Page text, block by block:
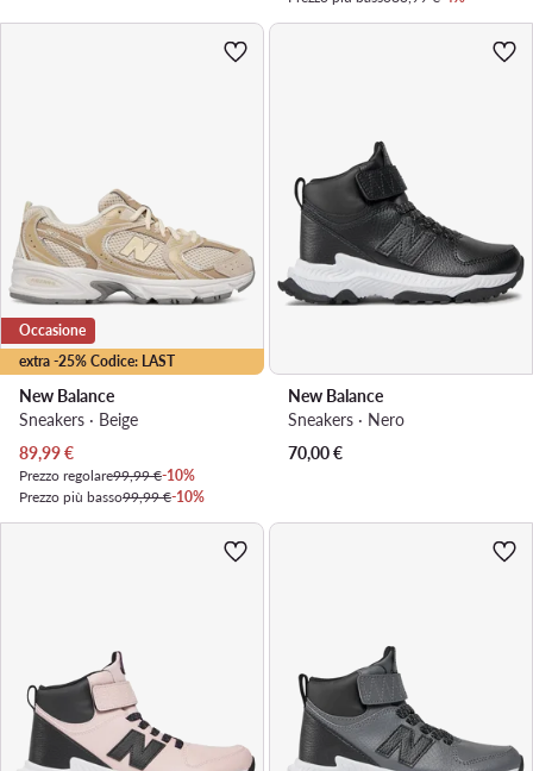
extra -25% Codice: LAST
Occasione
New Balance
Sneakers · Beige
Prezzo attuale
89,99€
Prezzo regolare99,99 €-10%
Prezzo più basso99,99 €-10%
New Balance
Sneakers · Nero
70,00€